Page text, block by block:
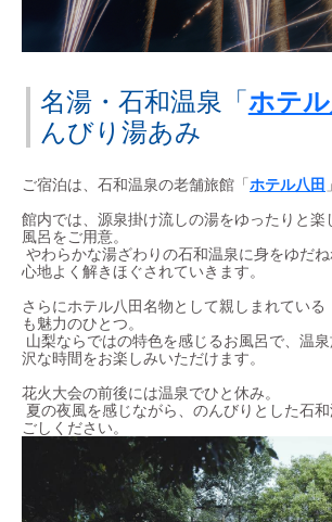
名湯・石和温泉「ホテル
んびり湯あみ
ご宿泊は、石和温泉の老舗旅館「 ホテル八田
館内では、源泉掛け流しの湯をゆったりと楽
風呂をご用意。
やわらかな湯ざわりの石和温泉に身をゆだ
心地よく解きほぐされていきます。
さらにホテル八田名物として親しまれている
も魅力のひとつ。
山梨ならではの特色を感じるお風呂で、温
沢な時間をお楽しみいただけます。
花火大会の前後には温泉でひと休み。
夏の夜風を感じながら、のんびりとした石
ごしください。